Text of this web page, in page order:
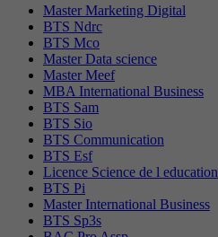
Master Marketing Digital
BTS Ndrc
BTS Mco
Master Data science
Master Meef
MBA International Business
BTS Sam
BTS Sio
BTS Communication
BTS Esf
Licence Science de l education
BTS Pi
Master International Business
BTS Sp3s